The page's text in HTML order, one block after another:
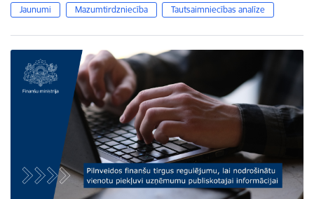
Jaunumi Mazumtirdzniecība Tautsaimniecības analīze